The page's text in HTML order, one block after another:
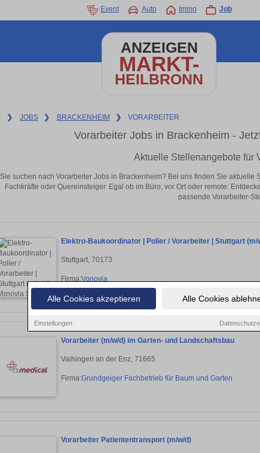
Alle Cookies akzeptieren Alle Cookies
Einstellungen
Event Auto Immo Job
ANZEIGEN
MARKT-
HEILBRONN
❯ JOBS ❯ BRACKENHEIM ❯ VORARBEITER
Vorarbeiter Jobs in Brackenheim -
Aktuelle Stellenangebote für
Sie suchen nach Vorarbeiter Jobs in Brackenheim? Bei uns finden Sie
Fachkräfte oder Quereinsteiger. Egal ob im Büro, vor Ort oder remote:
passende Vorarbeiter-
Elektro-Baukoordinator | Polier / Vorarbeiter | Stuttgart (m/
Stuttgart, 70173
Firma:Vonovia
Vorarbeiter (m/w/d) im Garten- und Landschaftsbau
Vaihingen an der Enz, 71665
Firma:Grundgeiger Fachbetrieb für Baum und Garten
Vorarbeiter Patiententransport (m/w/d)